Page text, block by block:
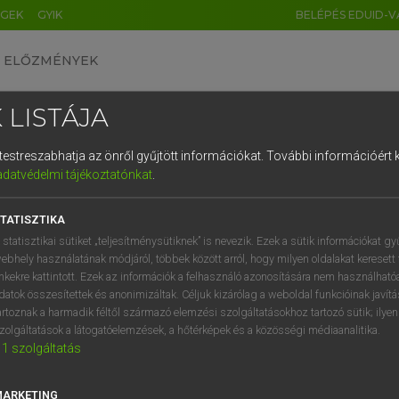
GYIK BELÉPÉS EDUID-
ELŐZMÉNYEK
szótár
VAN ELŐFIZETÉSED?
megtekintéséhez.
LISTÁJA
az önről gyűjtött információkat. További információért
tájékoztatónkat.
statisztikai sütiket „teljesítménysütiknek” is nevezik. Ezek a sütik információkat
használatának módjáról, többek között arról, hogy milyen oldalakat keresett
kattintott. Ezek az információk a felhasználó azonosítására nem
összesítettek és anonimizáltak. Céljuk kizárólag a weboldal funkcióinak
a harmadik féltől származó elemzési szolgáltatásokhoz tartozó sütik;
a látogatóelemzések, a hőtérképek és a közösségi médiaanalitika.
1 szolgáltatás
DE CN FR ES IT NL
1 2 3 4 5 6 7 8 9
q w e r t z u i
a s d f g h j k l é
í y x c v b n m , .